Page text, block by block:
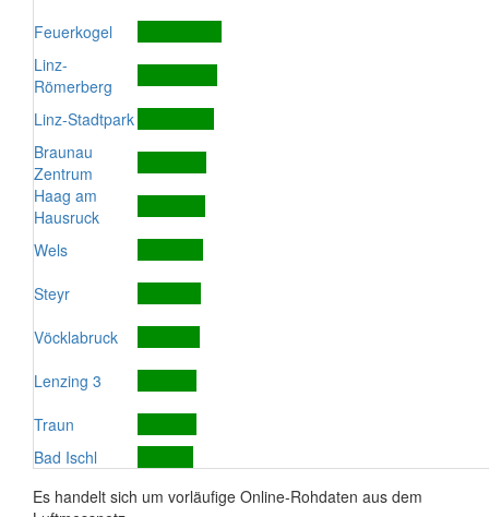
Feuerkogel
Linz-
Römerberg
Linz-Stadtpark
Braunau
Zentrum
Haag am
Hausruck
Wels
Steyr
Vöcklabruck
Lenzing 3
Traun
Bad Ischl
Es handelt sich um vorläufige Online-Rohdaten aus dem